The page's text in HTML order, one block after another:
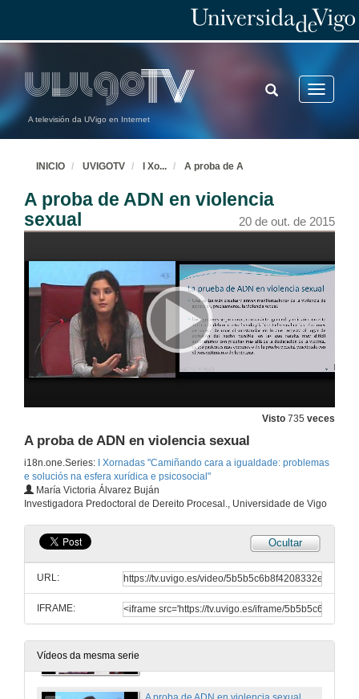
A televisión da UVigo en Internet
Toggle
TOGGLE
SEARCH
INICIO UVIGOTV I Xo... A proba de A
A proba de ADN en violencia
sexual
20 de out. de 2015
Visto 735 veces
A proba de ADN en violencia sexual
i18n.one.Series:
I Xornadas "Camiñando cara a igualdade: problemas
e soluciós na esfera xurídica e psicosocial"
María Victoria Álvarez Buján
Investigadora Predoctoral de Dereito Procesal., Universidade de Vigo
Ocultar
URL:
IFRAME:
Vídeos da mesma serie
Inauguración.I Xornadas "Camiñando cara a igualdade: problemas e soluciós na esfera xurídica e psicosocial"
20 de out. de 2015
20 de out. de 2015
Adulterium e stuprum ai tempi di Augusto. Un crime so femminile
20 de out. de 2015
Principio de igualdade e violencia de xénero